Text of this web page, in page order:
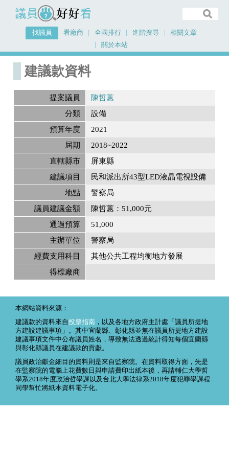
議員好好看
找議員 看廠商 全國排行 進階搜尋
相關文章
關於本站
首頁
建議款資料
提案議員
陳哲蕙
分類
設備
預算年度
2021
屆期
2018~2022
直轄縣市
屏東縣
建議項目
民和派出所43型LED液晶電視設備
地點
警察局
議員建議金額
陳哲蕙：51,000元
通過預算
51,000
主辦單位
警察局
經費支用科目
其他公共工程均衡地方發展
得標廠商
本網站資料來源：
建議款的資料來自投票指南 ，以及各地方政府主計處「議員所提地
方建設建議事項」。其中宜蘭縣、彰化縣並無在議員所提地方建設
建議事項文件中公布議員姓名，導致無法透過統計得知每個宜蘭縣
與彰化縣議員在建議款的貢獻。
議員政治獻金細目的資料則是來自監察院。在資料取得方面，先是
在監察院的電腦上花費數日與申請費印出紙本後，再請輔仁大學哲
學系2018年度政治哲學課以及台北大學法律系2018年度犯罪學課程
同學幫忙將紙本資料電子化。